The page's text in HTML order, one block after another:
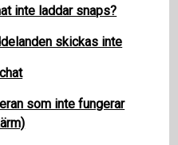
inte laddar snaps?
skickas inte
som inte fungerar